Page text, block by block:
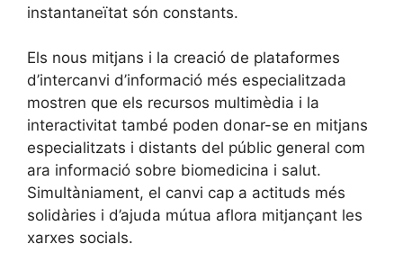
instantaneïtat són constants.
Els nous mitjans i la creació de plataformes
d’intercanvi d’informació més especialitzada
mostren que els recursos multimèdia i la
interactivitat també poden donar-se en mitjans
especialitzats i distants del públic general com
ara informació sobre biomedicina i salut.
Simultàniament, el canvi cap a actituds més
solidàries i d’ajuda mútua aflora mitjançant les
xarxes socials.